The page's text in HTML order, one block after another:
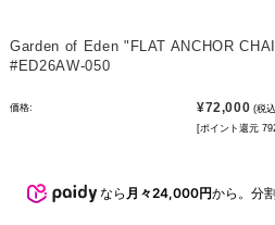
Garden of Eden "FLAT ANCHOR
#ED26AW-050
価格: ¥72,000 (税
[ポイント還元
なら 月々24,000円から。分